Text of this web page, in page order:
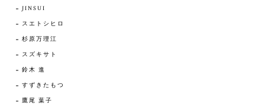
JINSUI
スエトシヒロ
杉原万理江
スズキサト
鈴木 進
すずきたもつ
鷹尾 葉子